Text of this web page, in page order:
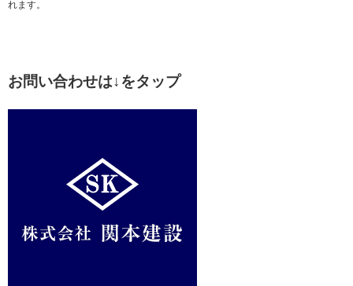
れます。
お問い合わせは↓をタップ